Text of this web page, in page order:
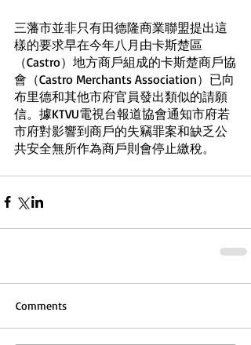
三藩市並非只有田德隆商業聯盟提出這
樣的要求早在今年八月由卡斯楚區
（Castro）地方商戶組成的卡斯楚商戶協
會（Castro Merchants Association）已向
布里德和其他市府官員發出類似的請願
信。據KTVU電視台報道協會通知市府若
市府對影響到商戶的失竊罪案和缺乏公
共安全無所作為商戶則會停止繳稅。
Comments